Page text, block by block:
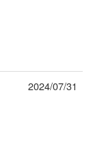
2024/07/31